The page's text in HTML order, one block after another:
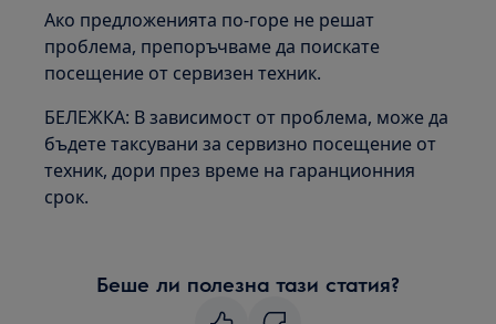
Ако предложенията по-горе не решат
проблема, препоръчваме да поискате
посещение от сервизен техник.
БЕЛЕЖКА: В зависимост от проблема, може да
бъдете таксувани за сервизно посещение от
техник, дори през време на гаранционния
срок.
Беше ли полезна тази статия?